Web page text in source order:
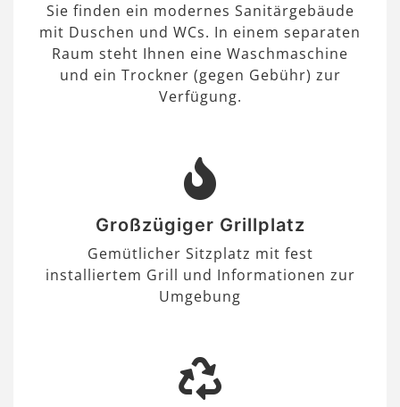
Sie finden ein modernes Sanitärgebäude
mit Duschen und WCs. In einem separaten
Raum steht Ihnen eine Waschmaschine
und ein Trockner (gegen Gebühr) zur
Verfügung.
Großzügiger Grillplatz
Gemütlicher Sitzplatz mit fest
installiertem Grill und Informationen zur
Umgebung